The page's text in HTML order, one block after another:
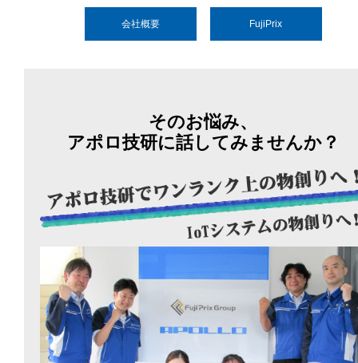
会社概要 FujiPrix
そのお悩み、
アポロ技研に話してみませんか？